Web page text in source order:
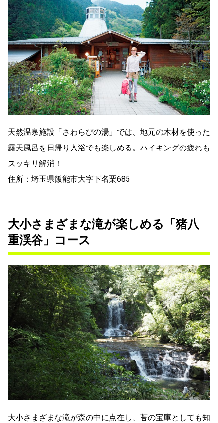
天然温泉施設「さわらびの湯」では、地元の木材を使った
露天風呂を日帰り入浴でも楽しめる。ハイキングの疲れも
スッキリ解消！
住所：埼玉県飯能市大字下名栗685
大小さまざまな滝が楽しめる「猪八
重渓谷」コース
大小さまざまな滝が森の中に点在し、苔の宝庫としても知